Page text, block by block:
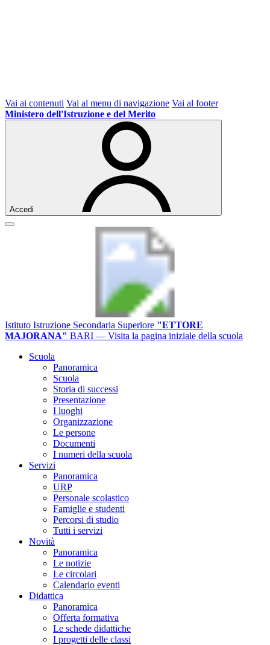
Vai ai contenuti Vai al menu di navigazione Vai al footer
Ministero dell'Istruzione e del Merito
Accedi
Istituto Istruzione Secondaria Superiore "ETTORE
MAJORANA" BARI — Visita la pagina iniziale della scuola
Scuola
Panoramica
Scuola
Storia di successi
Presentazione
I luoghi
Organizzazione
Le persone
Documenti
I numeri della scuola
Servizi
Panoramica
URP
Personale scolastico
Famiglie e studenti
Percorsi di studio
Tutti i servizi
Novità
Panoramica
Le notizie
Le circolari
Calendario eventi
Didattica
Panoramica
Offerta formativa
Le schede didattiche
I progetti delle classi